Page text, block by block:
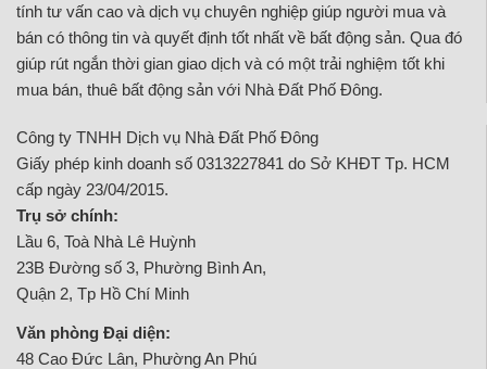
tính tư vấn cao và dịch vụ chuyên nghiệp giúp người mua và
bán có thông tin và quyết định tốt nhất về bất động sản. Qua đó
giúp rút ngắn thời gian giao dịch và có một trải nghiệm tốt khi
mua bán, thuê bất động sản với Nhà Đất Phố Đông.
Công ty TNHH Dịch vụ Nhà Đất Phố Đông
Giấy phép kinh doanh số 0313227841 do Sở KHĐT Tp. HCM
cấp ngày 23/04/2015.
Trụ sở chính:
Lầu 6, Toà Nhà Lê Huỳnh
23B Đường số 3, Phường Bình An,
Quận 2, Tp Hồ Chí Minh
Văn phòng Đại diện:
48 Cao Đức Lân, Phường An Phú